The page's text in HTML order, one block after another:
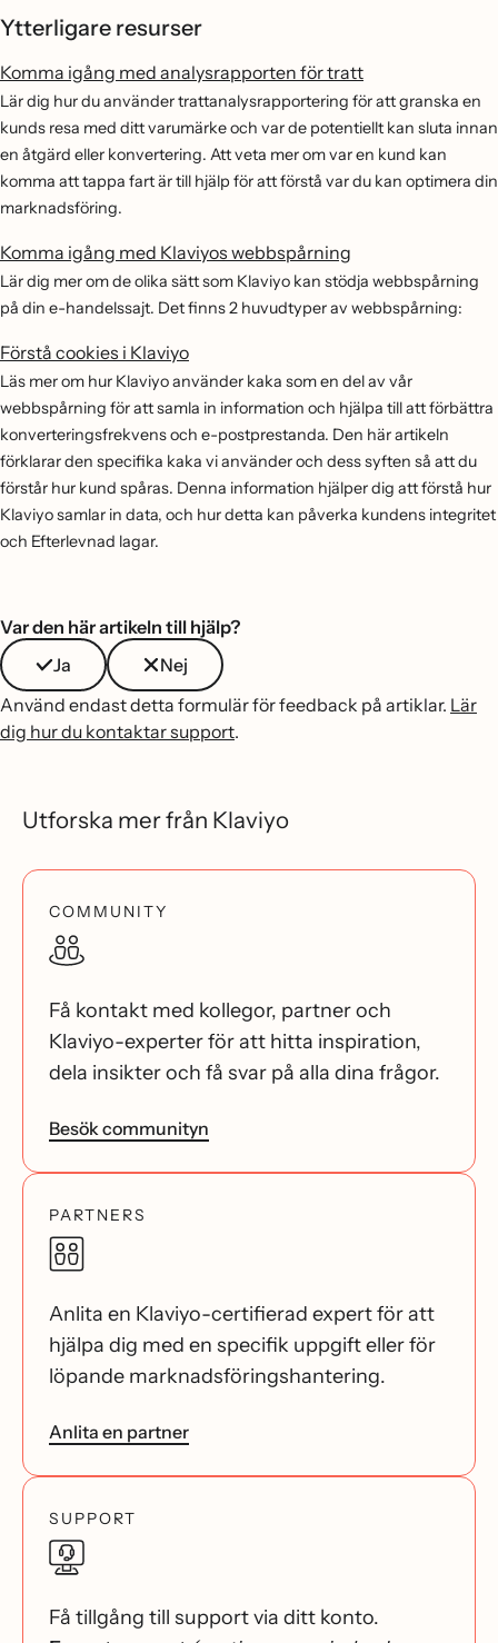
Ytterligare resurser
Komma igång med analysrapporten för tratt
Lär dig hur du använder trattanalysrapportering för att granska en
kunds resa med ditt varumärke och var de potentiellt kan sluta innan
en åtgärd eller konvertering. Att veta mer om var en kund kan
komma att tappa fart är till hjälp för att förstå var du kan optimera din
marknadsföring.
Komma igång med Klaviyos webbspårning
Lär dig mer om de olika sätt som Klaviyo kan stödja webbspårning
på din e-handelssajt. Det finns 2 huvudtyper av webbspårning:
Förstå cookies i Klaviyo
Läs mer om hur Klaviyo använder kaka som en del av vår
webbspårning för att samla in information och hjälpa till att förbättra
konverteringsfrekvens och e-postprestanda. Den här artikeln
förklarar den specifika kaka vi använder och dess syften så att du
förstår hur kund spåras. Denna information hjälper dig att förstå hur
Klaviyo samlar in data, och hur detta kan påverka kundens integritet
och Efterlevnad lagar.
Var den här artikeln till hjälp?
Ja
Nej
Använd endast detta formulär för feedback på artiklar. Lär
dig hur du kontaktar support.
Utforska mer från Klaviyo
COMMUNITY
Få kontakt med kollegor, partner och
Klaviyo-experter för att hitta inspiration,
dela insikter och få svar på alla dina frågor.
Besök communityn
PARTNERS
Anlita en Klaviyo-certifierad expert för att
hjälpa dig med en specifik uppgift eller för
löpande marknadsföringshantering.
Anlita en partner
SUPPORT
Få tillgång till support via ditt konto.